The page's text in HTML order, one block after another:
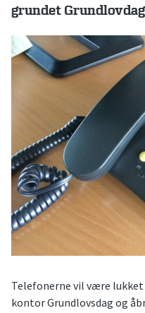
grundet
Telefonerne vil være lukket
kontor Grundlovsdag og